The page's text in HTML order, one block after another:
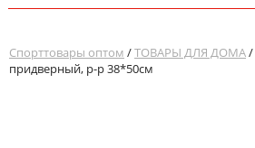
Спорттовары оптом /ТОВАРЫ ДЛЯ ДОМА/
придверный, р-р 38*50см